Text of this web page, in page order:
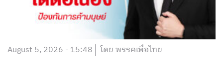
August 5, 2026 - 15:48 โดย พรรคเพื่อไทย